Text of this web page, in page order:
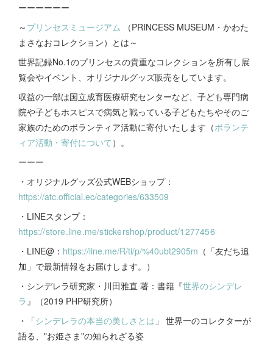
ーーーーーー
～ プリンセスミュージアム （PRINCESS MUSEUM・かわた
まさなおコレクション）とは～
世界記録No.1のプリンセスの貴重なコレクションを所有し展
覧会やイベント、オリジナルグッズ販売をしています。
収益の一部は国立成育医療研究センターなど、子ども専門病
院や子どもホスピスで病気と戦っている子どもたちやそのご
家族のためのボランティア活動に寄付いたします（ボランテ
ィア活動・寄付について ）。
ーーー
・オリジナルグッズ公式WEBショップ：
https://atc.official.ec/categories/633509
・LINEスタンプ：
https://store.line.me/stickershop/product/1277456
・LINE@： https://line.me/R/ti/p/%40ubt2905m （「友だち追
加」で最新情報をお届けします。）
・シンデレラ研究家・川田雅直 著：書籍『世界のシンデレ
ラ 』（2019 PHP研究所）
・「シンデレラの本当の美しさとは 」 世界一のコレクターが
語る、"お姫さま"の知られざる姿